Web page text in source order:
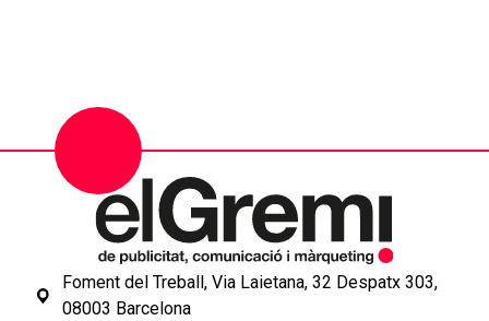
Foment del Treball, Via Laietana, 32 Despatx 303,
08003 Barcelona